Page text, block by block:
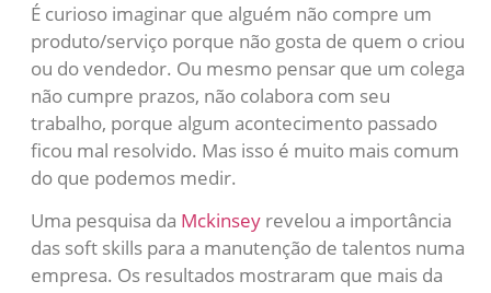
É curioso imaginar que alguém não compre um
produto/serviço porque não gosta de quem o criou
ou do vendedor. Ou mesmo pensar que um colega
não cumpre prazos, não colabora com seu
trabalho, porque algum acontecimento passado
ficou mal resolvido. Mas isso é muito mais comum
do que podemos medir.
Uma pesquisa da Mckinsey revelou a importância
das soft skills para a manutenção de talentos numa
empresa. Os resultados mostraram que mais da